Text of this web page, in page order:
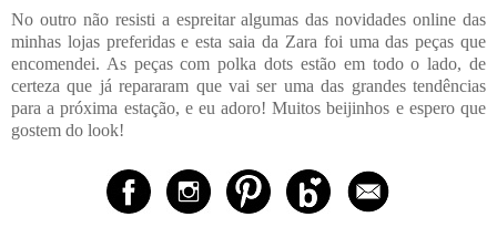
No outro não resisti a espreitar algumas das novidades online das
minhas lojas preferidas e esta saia da Zara foi uma das peças que
encomendei. As peças com polka dots estão em todo o lado, de
certeza que já repararam que vai ser uma das grandes tendências
para a próxima estação, e eu adoro! Muitos beijinhos e espero que
gostem do look!